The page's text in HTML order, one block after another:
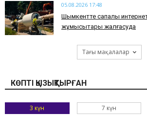
05.08.2026 17:48
Шымкентте сапалы
жұмысытары жалғасуда
Тағы мақалалар
КӨПТІ ҚЫЗЫҚТЫРҒАН
3 күн 7 күн